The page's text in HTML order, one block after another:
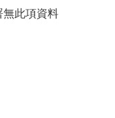
無此項資料